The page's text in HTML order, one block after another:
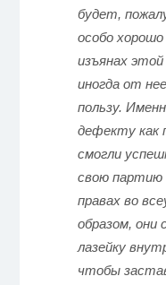
будет,
особо
изъянах
иногда от
пользу.
дефекту как
смогли
свою партию
правах во
образом, они
лазейку
чтобы